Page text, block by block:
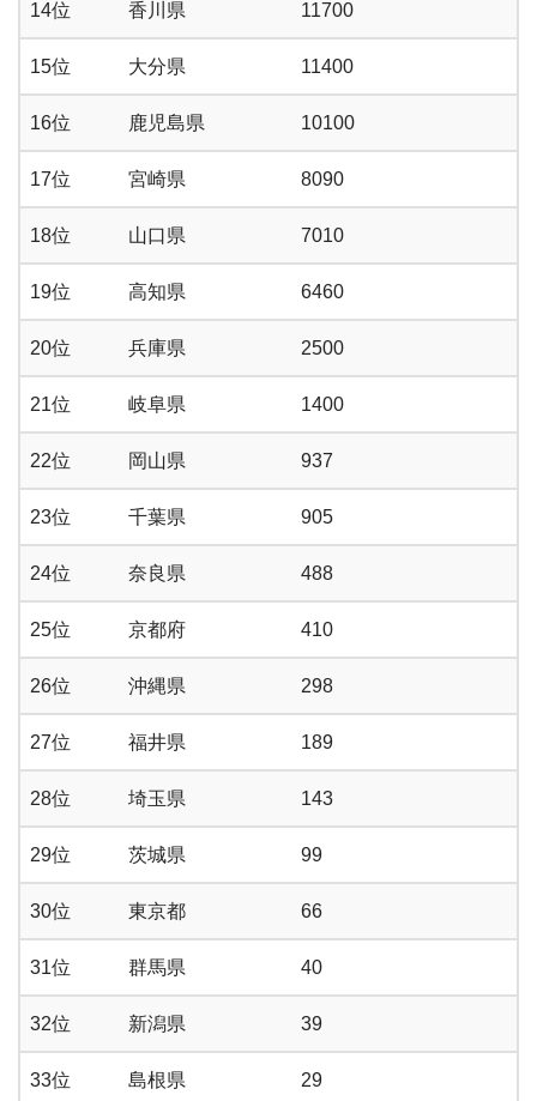
14位 香川県 11700
15位 大分県 11400
16位 鹿児島県 10100
17位 宮崎県 8090
18位 山口県 7010
19位 高知県 6460
20位 兵庫県 2500
21位 岐阜県 1400
22位 岡山県 937
23位 千葉県 905
24位 奈良県 488
25位 京都府 410
26位 沖縄県 298
27位 福井県 189
28位 埼玉県 143
29位 茨城県 99
30位 東京都 66
31位 群馬県 40
32位 新潟県 39
33位 島根県 29